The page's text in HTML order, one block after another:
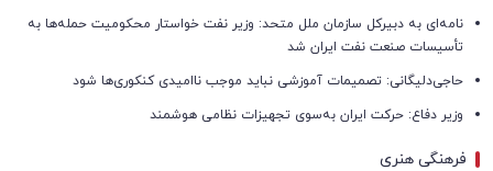
نامه‌ای به دبیرکل سازمان ملل متحد: وزیر نفت خواستار محکومیت حمله‌ها به
تأسیسات صنعت نفت ایران شد
حاجی‌دلیگانی: تصمیمات آموزشی نباید موجب ناامیدی کنکوری‌ها شود
وزیر دفاع: حرکت ایران به‌سوی تجهیزات نظامی هوشمند
فرهنگی هنری